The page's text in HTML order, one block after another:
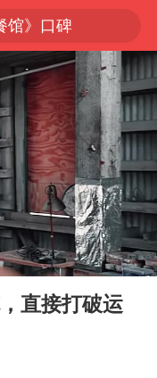
馆》口碑
拍日出时坠崖
西湖突现狂风暴雨 游客瞬间被浇透
“不怕六爷挂得多 就怕六爷挂一颗”
视频丨中国东方电气集团原党组副书记、董事宋致远被查
停课
哈尔滨vs通辽
灾或由烟头引起
袭击贯穿浙江
来没有“独立”过
03:30
直接打破运